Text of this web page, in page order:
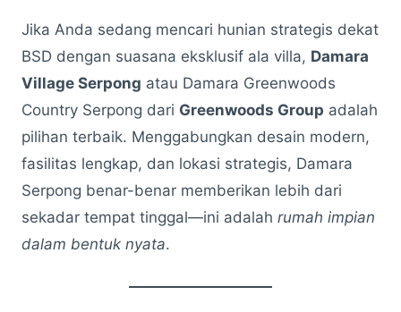
Jika Anda sedang mencari hunian strategis dekat
BSD dengan suasana eksklusif ala villa, Damara
Village Serpong atau Damara Greenwoods
Country Serpong dari Greenwoods Group adalah
pilihan terbaik. Menggabungkan desain modern,
fasilitas lengkap, dan lokasi strategis, Damara
Serpong benar-benar memberikan lebih dari
sekadar tempat tinggal—ini adalah rumah impian
dalam bentuk nyata.